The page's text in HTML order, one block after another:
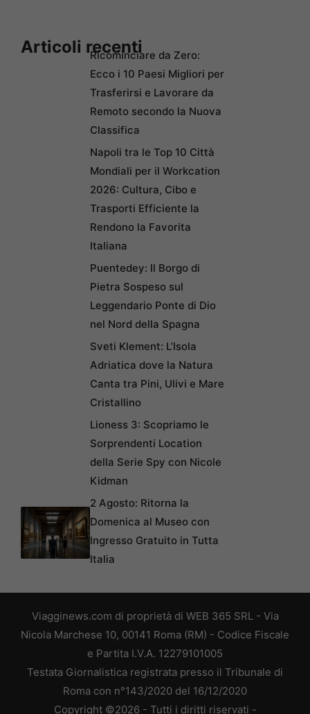
Articoli recentiRicominciare da Zero:
Ecco i 10 Paesi Migliori per
Trasferirsi e Lavorare da
Remoto secondo la Nuova
Classifica
Napoli tra le Top 10 Città
Mondiali per il Workcation
2026: Cultura, Cibo e
Trasporti Efficiente la
Rendono la Favorita
Italiana
Puentedey: Il Borgo di
Pietra Sospeso sul
Leggendario Ponte di Dio
nel Nord della Spagna
Sveti Klement: L’Isola
Adriatica dove la Natura
Canta tra Pini, Ulivi e Mare
Cristallino
Lioness 3: Scopriamo le
Sorprendenti Location
della Serie Spy con Nicole
Kidman
2 Agosto: Ritorna la
Domenica al Museo con
Ingresso Gratuito in Tutta
Italia
Viagginews.com di proprietà di WEB 365 SRL - Via
Nicola Marchese 10, 00141 Roma (RM) - Codice Fiscale
e Partita I.V.A. 12279101005
Testata Giornalistica registrata presso il Tribunale di
Roma con n°143/2020 del 16/12/2020
Copyright ©2026 - Tutti i diritti riservati -